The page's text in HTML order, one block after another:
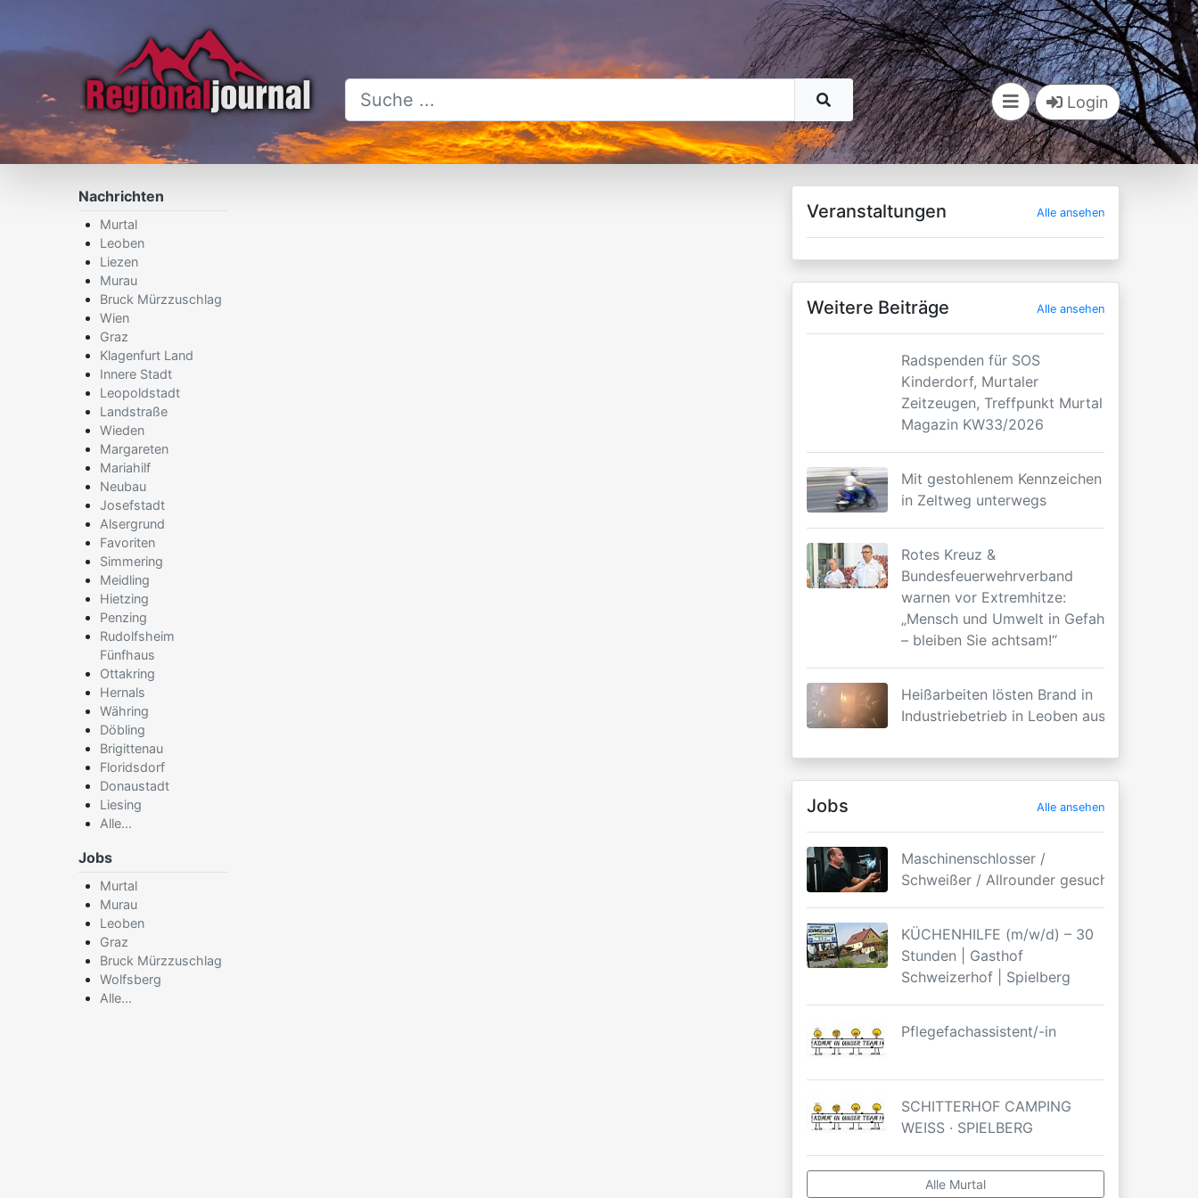
Login
Nachrichten
Murtal
Leoben
Liezen
Murau
Bruck Mürzzuschlag
Wien
Graz
Klagenfurt Land
Innere Stadt
Leopoldstadt
Landstraße
Wieden
Margareten
Mariahilf
Neubau
Josefstadt
Alsergrund
Favoriten
Simmering
Meidling
Hietzing
Penzing
Rudolfsheim
Fünfhaus
Ottakring
Hernals
Währing
Döbling
Brigittenau
Floridsdorf
Donaustadt
Liesing
Alle...
Jobs
Murtal
Murau
Leoben
Graz
Bruck Mürzzuschlag
Wolfsberg
Alle...
Veranstaltungen Alle ansehen
Weitere Beiträge Alle ansehen
Radspenden für SOS
Kinderdorf, Murtaler
Zeitzeugen, Treffpunkt Murtal
Magazin KW33/2026
Mit gestohlenem Kennzeichen
in Zeltweg unterwegs
Rotes Kreuz &
Bundesfeuerwehrverband
warnen vor Extremhitze:
„Mensch und Umwelt in Gefahr
– bleiben Sie achtsam!“
Heißarbeiten lösten Brand in
Industriebetrieb in Leoben aus
Jobs Alle ansehen
Maschinenschlosser /
Schweißer / Allrounder gesucht
KÜCHENHILFE (m/w/d) – 30
Stunden | Gasthof
Schweizerhof | Spielberg
Pflegefachassistent/-in
SCHITTERHOF CAMPING
WEISS · SPIELBERG
Alle Murtal